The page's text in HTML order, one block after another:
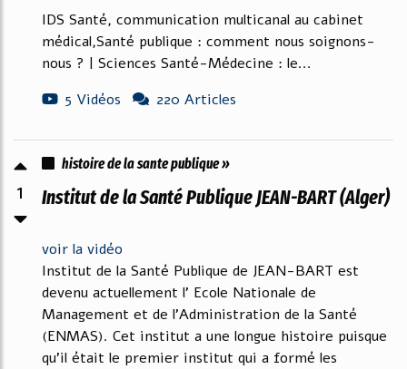
IDS Santé, communication multicanal au cabinet
médical,Santé publique : comment nous soignons-
nous ? | Sciences Santé-Médecine : le...
5 Vidéos
220 Articles
1
histoire de la sante publique »
Institut de la Santé Publique JEAN-BART (Alger)
voir la vidéo
Institut de la Santé Publique de JEAN-BART est
devenu actuellement l' Ecole Nationale de
Management et de l'Administration de la Santé
(ENMAS). Cet institut a une longue histoire puisque
qu'il était le premier institut qui a formé les